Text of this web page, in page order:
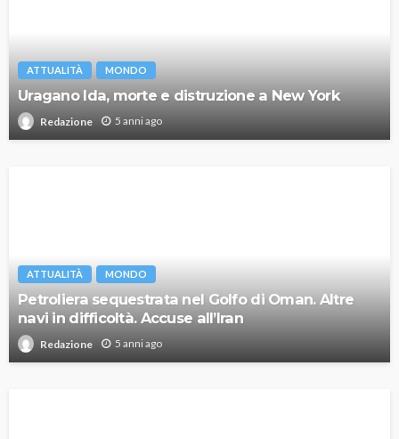
ATTUALITÀ MONDO
Uragano Ida, morte e distruzione a New York
Redazione 5 anni ago
ATTUALITÀ MONDO
Petroliera sequestrata nel Golfo di Oman. Altre
navi in difficoltà. Accuse all’Iran
Redazione 5 anni ago